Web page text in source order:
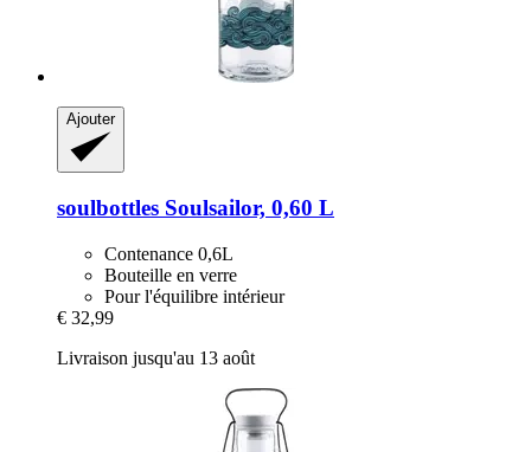
Ajouter
soulbottles Soulsailor, 0,60 L
Contenance 0,6L
Bouteille en verre
Pour l'équilibre intérieur
€ 32,99
Livraison jusqu'au 13 août